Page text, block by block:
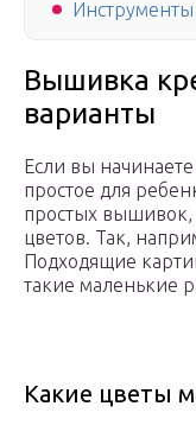
Вышивка
варианты
Если вы
простое для
простых вышивок,
цветов. Так,
Подходящие
такие маленькие
Какие цветы